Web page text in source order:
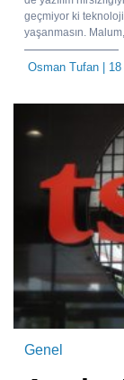
geçmiyor ki
yaşanmasın.
Osman Tufan |
Genel